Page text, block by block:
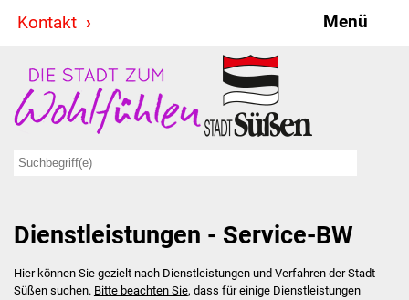
Kontakt Menü
Stadt & Politik
Bürgermeister
Ausschüsse
Ratsinformationssystem
Dienstleistungen - Service-BW
Hier können Sie gezielt nach Dienstleistungen und Verfahren der Stadt
Süßen suchen. Bitte beachten Sie, dass für einige Dienstleistungen